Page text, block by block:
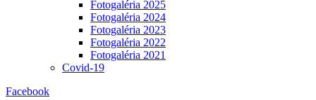
Fotogaléria 2025
Fotogaléria 2024
Fotogaléria 2023
Fotogaléria 2022
Fotogaléria 2021
Covid-19
Facebook